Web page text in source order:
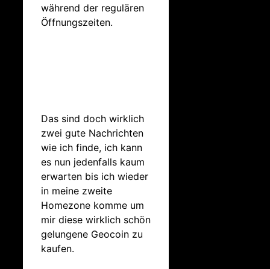
während der regulären
Öffnungszeiten.
Das sind doch wirklich
zwei gute Nachrichten
wie ich finde, ich kann
es nun jedenfalls kaum
erwarten bis ich wieder
in meine zweite
Homezone komme um
mir diese wirklich schön
gelungene Geocoin zu
kaufen.